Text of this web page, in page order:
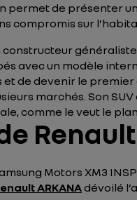
permet de présenter
compromis sur
constructeur
avec un modèle
et de devenir le
marchés. Son
comme le veut le
Motors XM3
ARKANAdévoilé